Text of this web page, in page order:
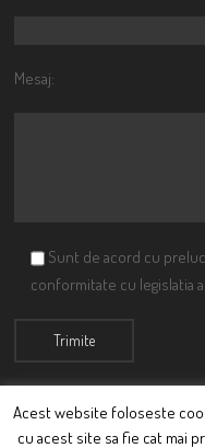
Mesaj:
Sunt de acord cu
conformitate cu legislatia
Acest website foloseste
cu acest site sa fie cat mai